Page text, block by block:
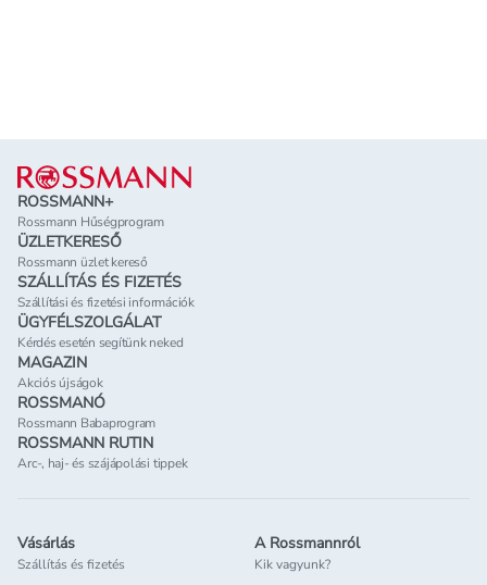
Lábléc
ROSSMANN+
Rossmann Hűségprogram
ÜZLETKERESŐ
Rossmann üzlet kereső
SZÁLLÍTÁS ÉS FIZETÉS
Szállítási és fizetési információk
ÜGYFÉLSZOLGÁLAT
Kérdés esetén segítünk neked
MAGAZIN
Akciós újságok
ROSSMANÓ
Rossmann Babaprogram
ROSSMANN RUTIN
Arc-, haj- és szájápolási tippek
Vásárlás
Szállítás és fizetés
A Rossmannról
Kik vagyunk?